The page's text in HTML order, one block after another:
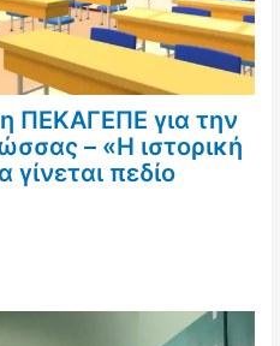
ΠΕΚΑΓΕΠΕ για την
– «Η ιστορική
πεδίο